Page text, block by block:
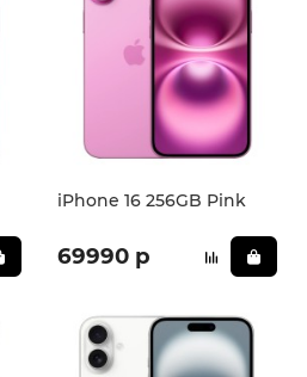
iPhone 16 256GB Pink
69990 р